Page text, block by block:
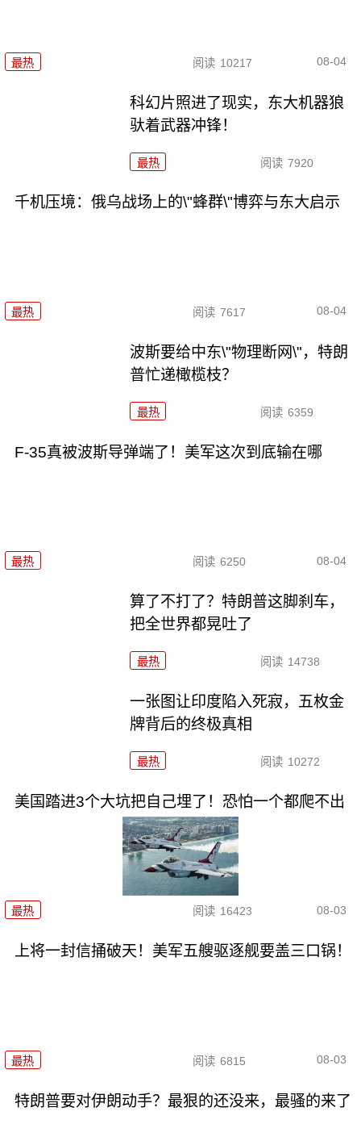
最热 阅读 10217 08-04
科幻片照进了现实，东大机器狼
驮着武器冲锋！
最热 阅读 7920
千机压境：俄乌战场上的\"蜂群\"博弈与东大启示
最热 阅读 7617 08-04
波斯要给中东\"物理断网\"，特朗
普忙递橄榄枝？
最热 阅读 6359
F-35真被波斯导弹端了！美军这次到底输在哪
最热 阅读 6250 08-04
算了不打了？特朗普这脚刹车，
把全世界都晃吐了
最热 阅读 14738
一张图让印度陷入死寂，五枚金
牌背后的终极真相
最热 阅读 10272
美国踏进3个大坑把自己埋了！恐怕一个都爬不出
最热 阅读 16423 08-03
上将一封信捅破天！美军五艘驱逐舰要盖三口锅！
最热 阅读 6815 08-03
特朗普要对伊朗动手？最狠的还没来，最骚的来了